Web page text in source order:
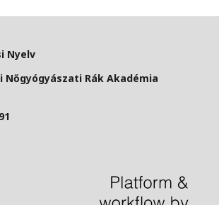
Nyelv
Nőgyógyászati Rák Akadémia